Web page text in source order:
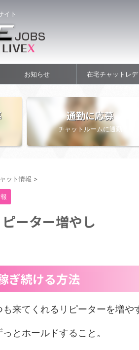
イト
お知らせ 在宅チャットレデ
通勤に応募
チャットルームに通勤
ット情報 >
ーター増やし
ぎ続ける方法
来てくれるリピーターを増や
とホールドすること。